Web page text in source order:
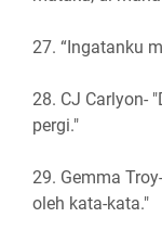
27. “Ingatanku
28. CJ Carlyon-
pergi."
29. Gemma
oleh kata-kata."